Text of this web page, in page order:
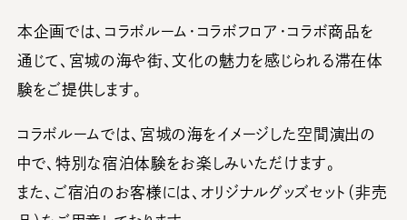
本企画では、コラボルーム・コラボフロア・コラボ商品を
通じて、宮城の海や街、文化の魅力を感じられる滞在体
験をご提供します。
コラボルームでは、宮城の海をイメージした空間演出の
中で、特別な宿泊体験をお楽しみいただけます。
また、ご宿泊のお客様には、オリジナルグッズセット（非売